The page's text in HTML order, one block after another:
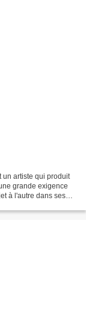
un artiste qui produit
grande exigence
à l'autre dans ses